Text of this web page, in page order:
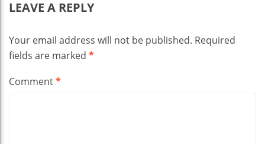
LEAVE A REPLY
Your email address will not be published. Required
fields are marked *
Comment*